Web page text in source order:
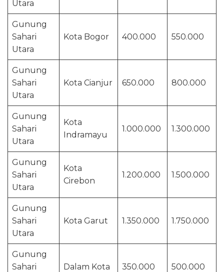
Utara
Gunung
Sahari
Utara
Kota Bogor 400.000 550.000
Gunung
Sahari
Utara
Kota Cianjur 650.000 800.000
Gunung
Sahari
Utara
Kota
Indramayu
1.000.000 1.300.000
Gunung
Sahari
Utara
Kota
Cirebon
1.200.000 1.500.000
Gunung
Sahari
Utara
Kota Garut 1.350.000 1.750.000
Gunung
Sahari
Dalam Kota 350.000 500.000